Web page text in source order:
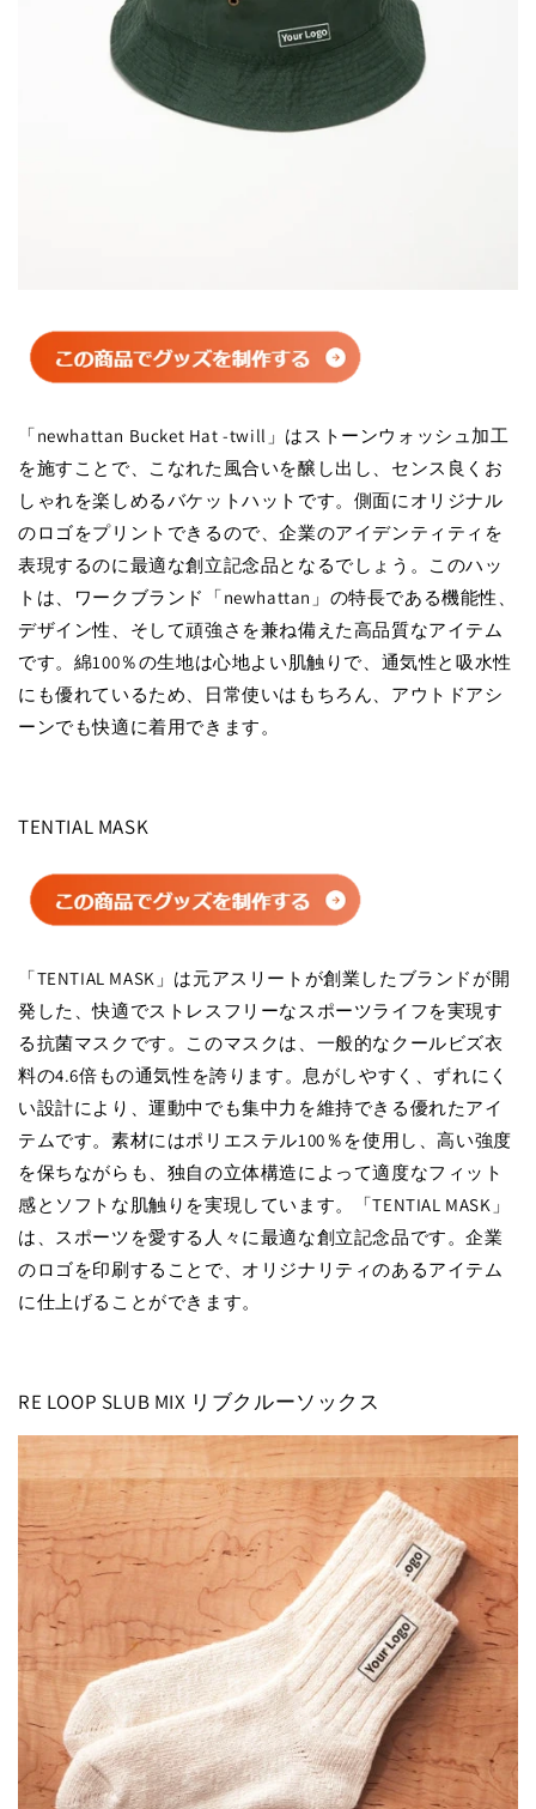
「newhattan Bucket Hat -twill」はストーンウォッシュ加工
を施すことで、こなれた風合いを醸し出し、センス良くお
しゃれを楽しめるバケットハットです。側面にオリジナル
のロゴをプリントできるので、企業のアイデンティティを
表現するのに最適な創立記念品となるでしょう。このハッ
トは、ワークブランド「newhattan」の特長である機能性、
デザイン性、そして頑強さを兼ね備えた高品質なアイテム
です。綿100％の生地は心地よい肌触りで、通気性と吸水性
にも優れているため、日常使いはもちろん、アウトドアシ
ーンでも快適に着用できます。
TENTIAL MASK
「TENTIAL MASK」は元アスリートが創業したブランドが開
発した、快適でストレスフリーなスポーツライフを実現す
る抗菌マスクです。このマスクは、一般的なクールビズ衣
料の4.6倍もの通気性を誇ります。息がしやすく、ずれにく
い設計により、運動中でも集中力を維持できる優れたアイ
テムです。素材にはポリエステル100％を使用し、高い強度
を保ちながらも、独自の立体構造によって適度なフィット
感とソフトな肌触りを実現しています。「TENTIAL MASK」
は、スポーツを愛する人々に最適な創立記念品です。企業
のロゴを印刷することで、オリジナリティのあるアイテム
に仕上げることができます。
RE LOOP SLUB MIX リブクルーソックス